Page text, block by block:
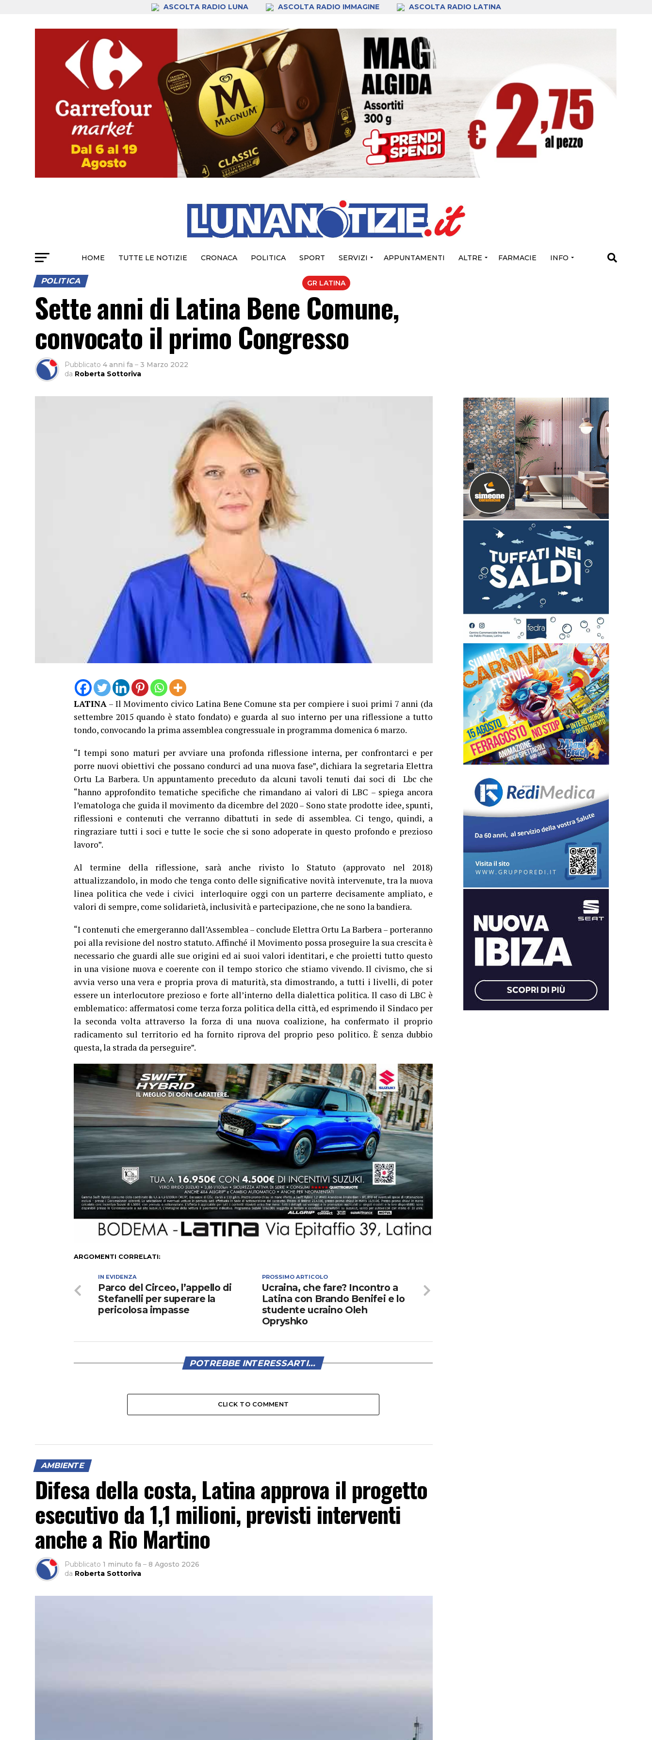
ASCOLTA RADIO LUNA ASCOLTA RADIO IMMAGINE ASCOLTA RADIO LATINA
HOME TUTTE LE NOTIZIE CRONACA POLITICA SPORT SERVIZI APPUNTAMENTI ALTRE FARMACIE INFO
GR LATINA
POLITICA
Sette anni di Latina Bene Comune,
convocato il primo Congresso
Pubblicato 4 anni fa – 3 Marzo 2022
da Roberta Sottoriva
LATINA – Il Movimento civico Latina Bene Comune sta per compiere i suoi primi 7 anni (da
settembre 2015 quando è stato fondato) e guarda al suo interno per una riflessione a tutto
tondo, convocando la prima assemblea congressuale in programma domenica 6 marzo.
“I tempi sono maturi per avviare una profonda riflessione interna, per confrontarci e per
porre nuovi obiettivi che possano condurci ad una nuova fase”, dichiara la segretaria Elettra
Ortu La Barbera. Un appuntamento preceduto da alcuni tavoli tenuti dai soci di Lbc che
“hanno approfondito tematiche specifiche che rimandano ai valori di LBC – spiega ancora
l’ematologa che guida il movimento da dicembre del 2020 – Sono state prodotte idee, spunti,
riflessioni e contenuti che verranno dibattuti in sede di assemblea. Ci tengo, quindi, a
ringraziare tutti i soci e tutte le socie che si sono adoperate in questo profondo e prezioso
lavoro”.
Al termine della riflessione, sarà anche rivisto lo Statuto (approvato nel 2018)
attualizzandolo, in modo che tenga conto delle significative novità intervenute, tra la nuova
linea politica che vede i civici interloquire oggi con un parterre decisamente ampliato, e
valori di sempre, come solidarietà, inclusività e partecipazione, che ne sono la bandiera.
“I contenuti che emergeranno dall’Assemblea – conclude Elettra Ortu La Barbera – porteranno
poi alla revisione del nostro statuto. Affinché il Movimento possa proseguire la sua crescita è
necessario che guardi alle sue origini ed ai suoi valori identitari, e che proietti tutto questo
in una visione nuova e coerente con il tempo storico che stiamo vivendo. Il civismo, che si
avvia verso una vera e propria prova di maturità, sta dimostrando, a tutti i livelli, di poter
essere un interlocutore prezioso e forte all’interno della dialettica politica. Il caso di LBC è
emblematico: affermatosi come terza forza politica della città, ed esprimendo il Sindaco per
la seconda volta attraverso la forza di una nuova coalizione, ha confermato il proprio
radicamento sul territorio ed ha fornito riprova del proprio peso politico. È senza dubbio
questa, la strada da perseguire”.
ARGOMENTI CORRELATI:
PROSSIMO ARTICOLO
Ucraina, che fare? Incontro a
Latina con Brando Benifei e lo
studente ucraino Oleh
Opryshko
IN EVIDENZA
Parco del Circeo, l’appello di
Stefanelli per superare la
pericolosa impasse
POTREBBE INTERESSARTI...
CLICK TO COMMENT
AMBIENTE
Difesa della costa, Latina approva il progetto
esecutivo da 1,1 milioni, previsti interventi
anche a Rio Martino
Pubblicato 1 minuto fa – 8 Agosto 2026
da Roberta Sottoriva